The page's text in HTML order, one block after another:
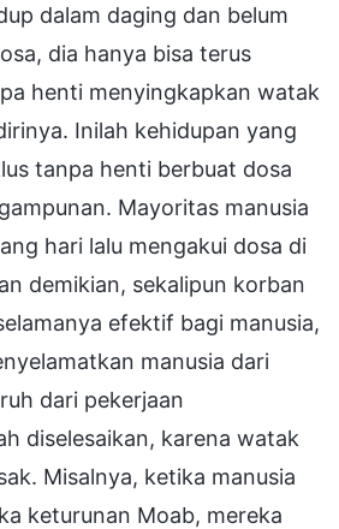
dalam daging dan belum
dia hanya bisa terus
henti menyingkapkan watak
Inilah kehidupan yang
tanpa henti berbuat dosa
Mayoritas manusia
hari lalu mengakui dosa di
demikian, sekalipun korban
efektif bagi manusia,
manusia dari
dari pekerjaan
diselesaikan, karena watak
Misalnya, ketika manusia
keturunan Moab, mereka